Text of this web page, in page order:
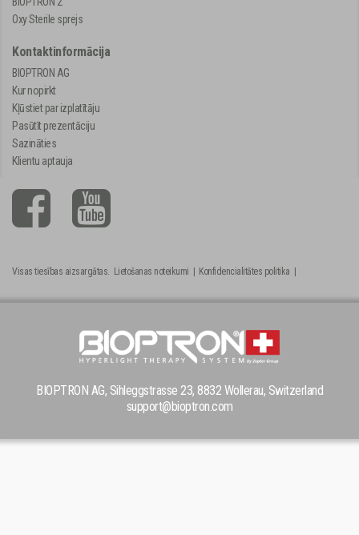
Oxy Sterile sprejs
Kontaktinformācija
BIOPTRON AG
Kur nopirkt
Kļūstiet par izplatītāju
Pasūtīt prezentāciju
Sazināties
Klientu aptauja
Visas tiesības aizsargātas. Lietošanas noteikumi | Konfidencialitātes politika |
BIOPTRON AG, Sihleggstrasse 23, 8832 Wollerau, Switzerland
support@bioptron.com